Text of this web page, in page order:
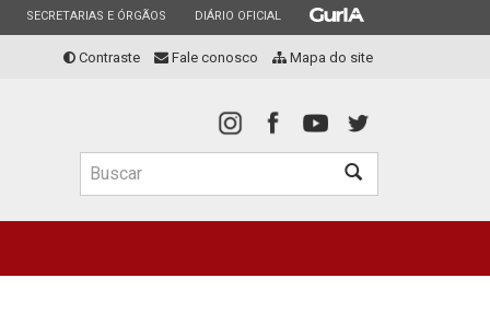
ESTADO
SECRETARIAS E ÓRGÃOS ESTADO
DIÁRIO OFICIAL ESTADO
Contraste Fale conosco Mapa do site
Buscar